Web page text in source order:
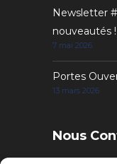
Newsletter
nouveautés !
7 mai 2026
Portes
13 mars 2026
Nous